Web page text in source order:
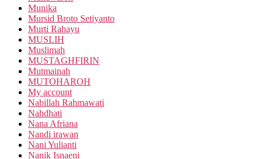
Munika
Mursid Broto Setiyanto
Murti Rahayu
MUSLIH
Muslimah
MUSTAGHFIRIN
Mutmainah
MUTOHAROH
My account
Nabillah Rahmawati
Nahdhati
Nana Afriana
Nandi irawan
Nani Yulianti
Nanik Isnaeni